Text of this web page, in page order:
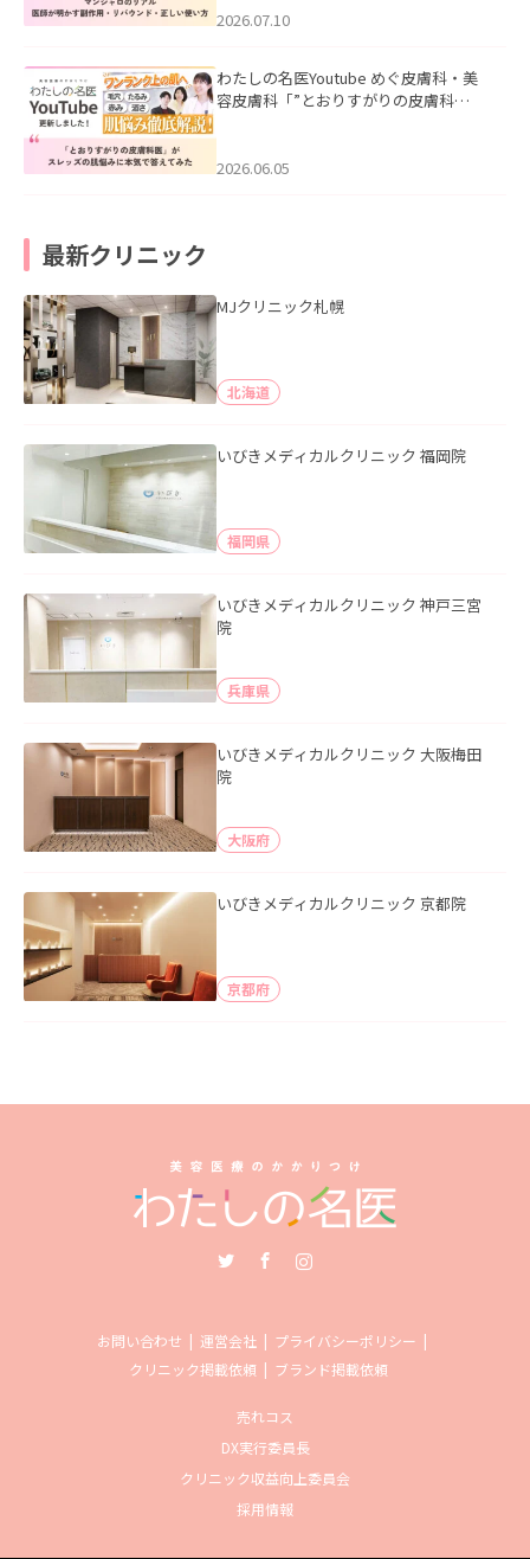
た。
2026.07.10
わたしの名医Youtube めぐ皮膚科・美
容皮膚科「”とおりすがりの皮膚科
2026.06.05
最新クリニック
MJクリニック札幌
北海道
いびきメディカルクリニック 福岡院
福岡県
いびきメディカルクリニック 神戸三宮
院
兵庫県
いびきメディカルクリニック 大阪梅田
院
大阪府
いびきメディカルクリニック 京都院
京都府
お問い合わせ 運営会社
プライバシーポリシー
クリニック掲載依頼
ブランド掲載依頼
売れコス
DX実行委員長
クリニック収益向上委員会
採用情報